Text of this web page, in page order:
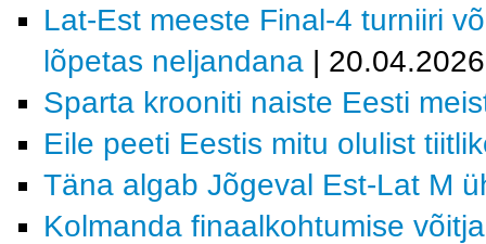
Lat-Est meeste Final-4 turniiri
lõpetas neljandana |
Sparta krooniti naiste Eesti
Eile peeti Eestis mitu olulist
Täna algab Jõgeval Est-Lat M
Kolmanda finaalkohtumise